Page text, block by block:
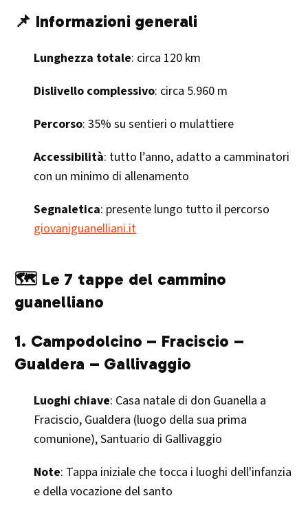
📌 Informazioni generali
Lunghezza totale: circa 120 km
Dislivello complessivo: circa 5.960 m
Percorso: 35% su sentieri o mulattiere
Accessibilità: tutto l’anno, adatto a camminatori
con un minimo di allenamento
Segnaletica: presente lungo tutto il percorso​
giovaniguanelliani.it
🗺️ Le 7 tappe del cammino
guanelliano
1. Campodolcino – Fraciscio –
Gualdera – Gallivaggio
Luoghi chiave: Casa natale di don Guanella a
Fraciscio, Gualdera (luogo della sua prima
comunione), Santuario di Gallivaggio
Note: Tappa iniziale che tocca i luoghi dell'infanzia
e della vocazione del santo​